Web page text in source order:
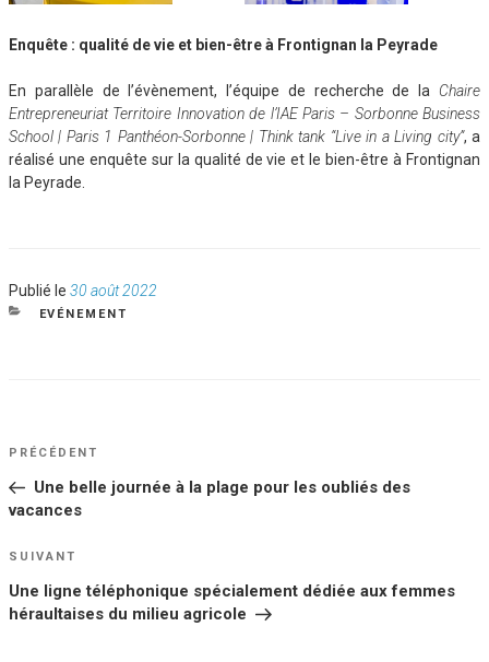
Enquête : qualité de vie et bien-être à Frontignan la Peyrade
En parallèle de l’évènement, l’équipe de recherche de la Chaire
Entrepreneuriat Territoire Innovation de l’IAE Paris – Sorbonne Business
School | Paris 1 Panthéon-Sorbonne | Think tank “Live in a Living city”, a
réalisé une enquête sur la qualité de vie et le bien-être à Frontignan
la Peyrade.
Publié le Publié
le
30 août 2022
CATÉGORIES
EVÉNEMENT
NAVIGATION
DE
L’ARTICLE
Article
PRÉCÉDENT
Une belle journée à la plage pour les oubliés des
vacances
Article
SUIVANT
Une ligne téléphonique spécialement dédiée aux femmes
héraultaises du milieu agricole